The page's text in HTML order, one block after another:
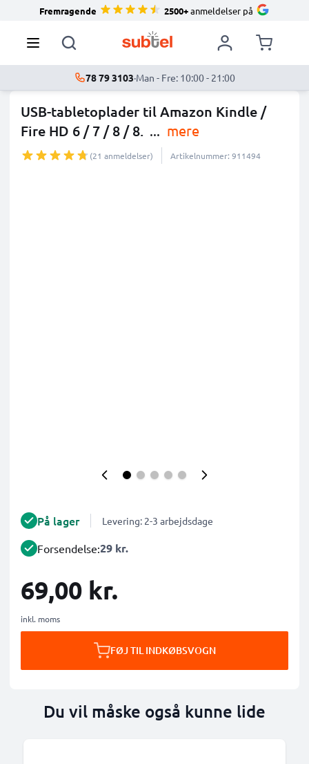
Fremragende 2500+anmeldelser på
78 79 3103·Man - Fre: 10:00 - 21:00
USB-tabletoplader til Amazon Kindle /
Fire HD 6 / 7 / 8 / 8. ... mere
(21 anmeldelser) Artikelnummer: 911494
På lager Levering: 2-3 arbejdsdage
Forsendelse:29 kr.
69,00 kr.
inkl. moms
FØJ TIL INDKØBSVOGN
Du vil måske også kunne lide